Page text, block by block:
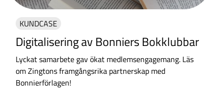
KUNDCASE
Digitalisering av Bonniers Bokklubbar
Lyckat samarbete gav ökat medlemsengagemang. Läs
om Zingtons framgångsrika partnerskap med
Bonnierförlagen!